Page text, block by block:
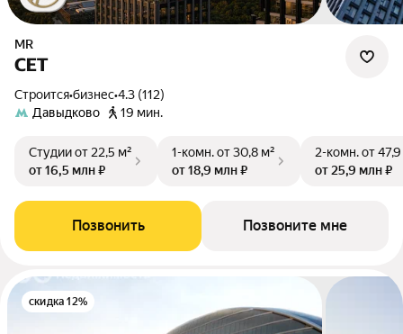
MR
СЕТ
Строится•бизнес•4.3 (112)
Давыдково
19 мин.
Студииот 22,5 м²
от 16,5 млн ₽
1-комн.от 30,8 м²
от 18,9 млн ₽
2-комн.от
от 25,9 млн ₽
Позвонить Позвоните мне
скидка 12%